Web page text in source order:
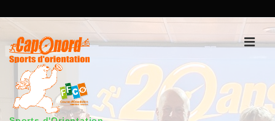
contenu
principal